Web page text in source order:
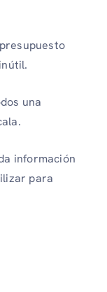
una
información
para